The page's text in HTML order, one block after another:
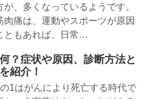
が、多くなっているようです。
肉痛は、運動やスポーツが原因
ともあれば、日常…
？症状や原因、診断方法と
紹介！
1はがんにより死亡する時代で